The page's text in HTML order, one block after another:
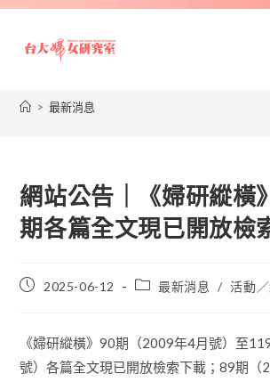
> 最新消息
網站公告｜《婦研縱橫
期各篇全文現已開放檢
2025-06-12 最新消息 / 活動
《婦研縱橫》90期（2009年4月號）至
號）各篇全文現已開放檢索下載；89期（